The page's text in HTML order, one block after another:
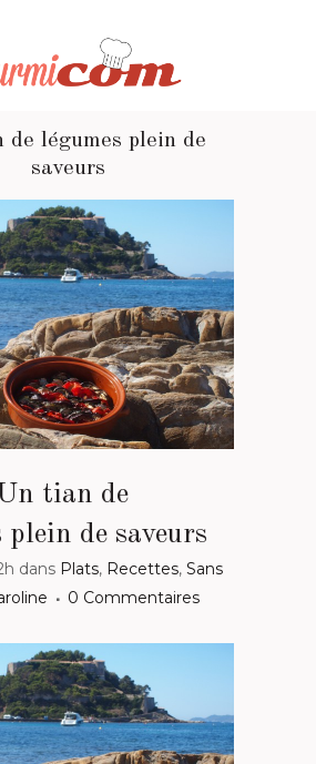
de légumes plein de
saveurs
Un tian de
plein de saveurs
dans Plats, Recettes, Sans
0 Commentaires